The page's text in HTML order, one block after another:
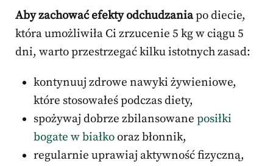
Aby zachować efekty odchudzaniapo diecie,
która umożliwiła Ci zrzucenie 5 kg w ciągu 5
dni, warto przestrzegać kilku istotnych zasad:
kontynuuj zdrowe nawyki żywieniowe,
które stosowałeś podczas diety,
spożywaj dobrze zbilansowane posiłki
bogate w białkooraz błonnik,
regularnie uprawiaj aktywność fizyczną,